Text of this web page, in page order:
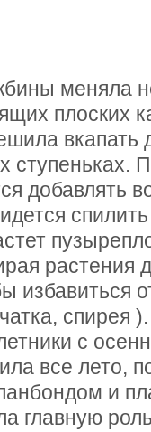
меняла
плоских
вкапать
ступеньках.
добавлять
растения
избавиться
спирея
с
все лето,
и
главную